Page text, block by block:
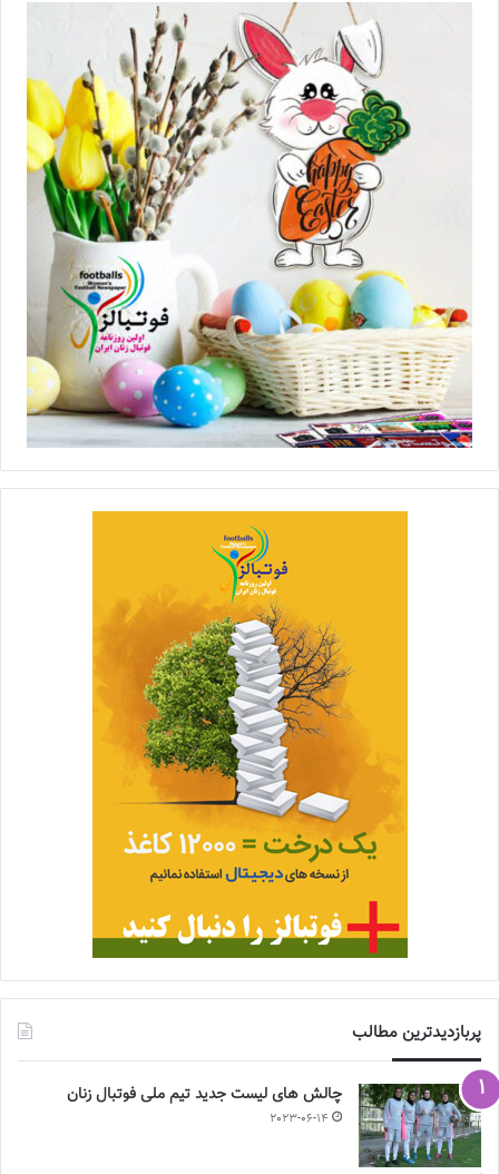
پربازدیدترین مطالب
چالش هاى ليست جدید تيم ملى فوتبال زنان
2023-06-14